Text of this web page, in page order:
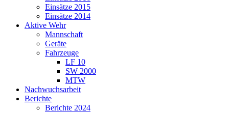
Einsätze 2015
Einsätze 2014
Aktive Wehr
Mannschaft
Geräte
Fahrzeuge
LF 10
SW 2000
MTW
Nachwuchsarbeit
Berichte
Berichte 2024